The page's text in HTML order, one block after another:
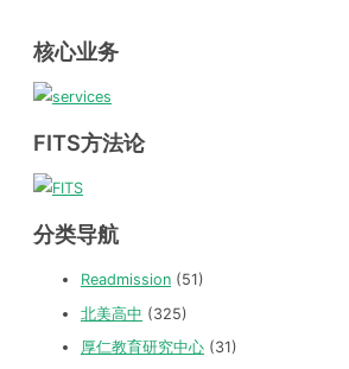
核心业务
FITS方法论
分类导航
Readmission (51)
北美高中 (325)
厚仁教育研究中心 (31)